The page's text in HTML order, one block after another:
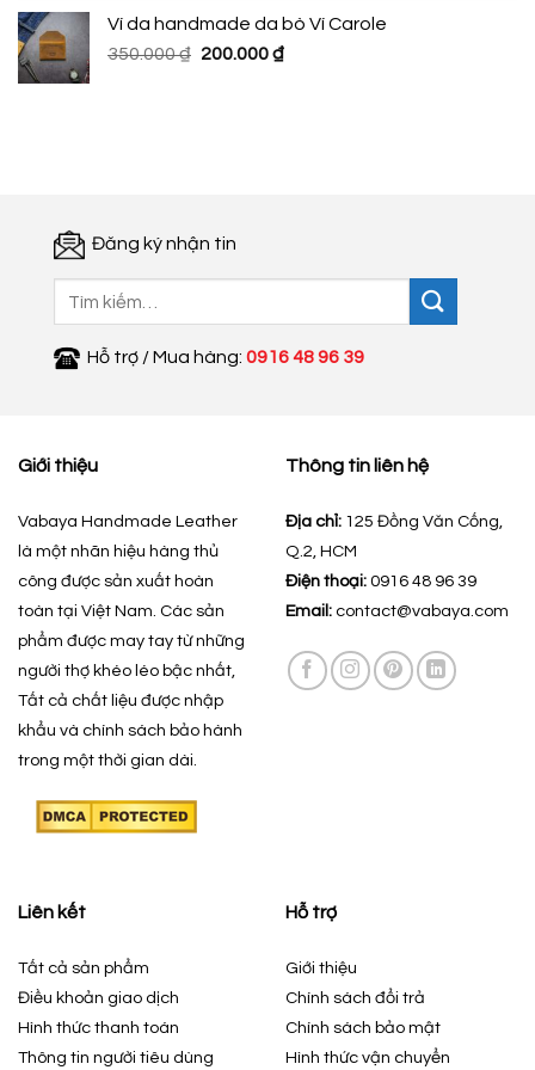
350.000 ₫.là:
200.000 ₫.
Ví da handmade da bò Ví Carole
350.000₫ Giá
200.000₫Giá
Đăng ký nhận tin
Hỗ trợ / Mua hàng: 0916 48 96 39
Giới thiệu
Vabaya Handmade Leather
là một nhãn hiệu hàng thủ
công được sản xuất hoàn
toàn tại Việt Nam. Các sản
phẩm được may tay từ những
người thợ khéo léo bậc nhất,
Tất cả chất liệu được nhập
khẩu và chính sách bảo hành
trong một thời gian dài.
Thông tin liên hệ
Địa chỉ: 125 Đồng Văn Cống,
Q.2, HCM
Điện thoại: 0916 48 96 39
Email: contact@vabaya.com
Liên kết
Tất cả sản phẩm
Điều khoản giao dịch
Hình thức thanh toán
Thông tin người tiêu dùng
Hỗ trợ
Giới thiệu
Chính sách đổi trả
Chính sách bảo mật
Hình thức vận chuyển